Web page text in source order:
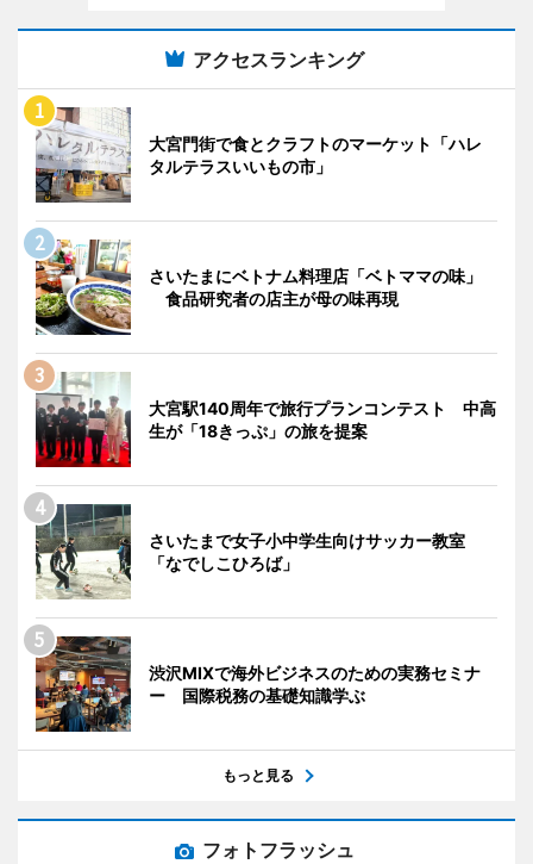
アクセスランキング
大宮門街で食とクラフトのマーケット「ハレ
タルテラスいいもの市」
さいたまにベトナム料理店「ベトママの味」
食品研究者の店主が母の味再現
大宮駅140周年で旅行プランコンテスト 中高
生が「18きっぷ」の旅を提案
さいたまで女子小中学生向けサッカー教室
「なでしこひろば」
渋沢MIXで海外ビジネスのための実務セミナ
ー 国際税務の基礎知識学ぶ
もっと見る
フォトフラッシュ